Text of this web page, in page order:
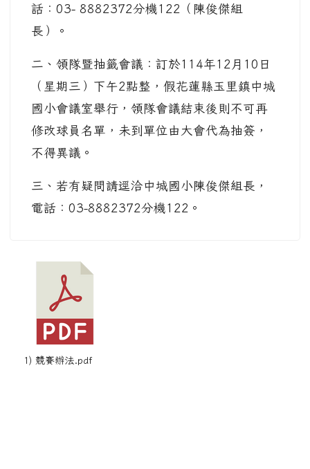
話：03- 8882372分機122（陳俊傑組
長）。
二、領隊暨抽籤會議：訂於114年12月10日
（星期三）下午2點整，假花蓮縣玉里鎮中城
國小會議室舉行，領隊會議結束後則不可再
修改球員名單，未到單位由大會代為抽簽，
不得異議。
三、若有疑問請逕洽中城國小陳俊傑組長，
電話：03-8882372分機122。
1) 競賽辦法.pdf